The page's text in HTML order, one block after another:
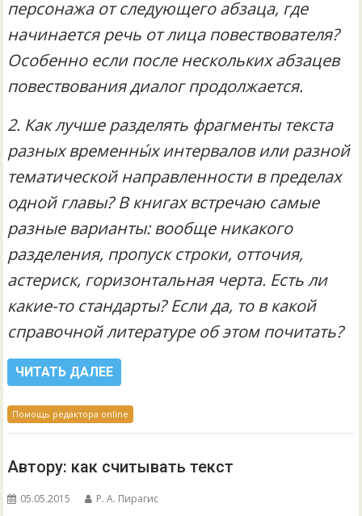
персонажа от следующего абзаца, где
начинается речь от лица повествователя?
Особенно если после нескольких абзацев
повествования диалог продолжается.
2. Как лучше разделять фрагменты текста
разных временны́х интервалов или разной
тематической направленности в пределах
одной главы? В книгах встречаю самые
разные варианты: вообще никакого
разделения, пропуск строки, отточия,
астериск, горизонтальная черта. Есть ли
какие-то стандарты? Если да, то в какой
справочной литературе об этом почитать?
ЧИТАТЬ ДАЛЕЕ
Помощь редактора online
Автору: как считывать текст
05.05.2015 Р. А. Пирагис